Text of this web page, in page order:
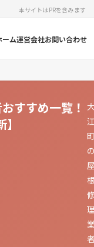
本サイトはPRを含みます
ーム運営会社お問い合わせ
すすめ一覧！